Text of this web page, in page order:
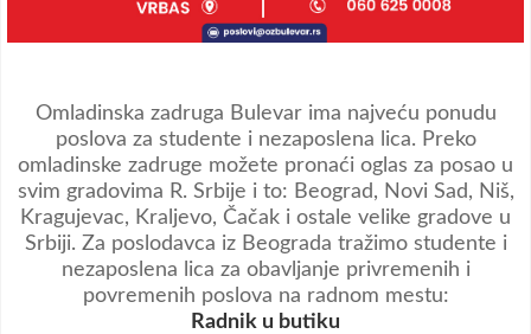
Omladinska zadruga Bulevar ima najveću ponudu
poslova za studente i nezaposlena lica. Preko
omladinske zadruge možete pronaći oglas za posao u
svim gradovima R. Srbije i to: Beograd, Novi Sad, Niš,
Kragujevac, Kraljevo, Čačak i ostale velike gradove u
Srbiji. Za poslodavca iz Beograda tražimo studente i
nezaposlena lica za obavljanje privremenih i
povremenih poslova na radnom mestu:
Radnik u butiku